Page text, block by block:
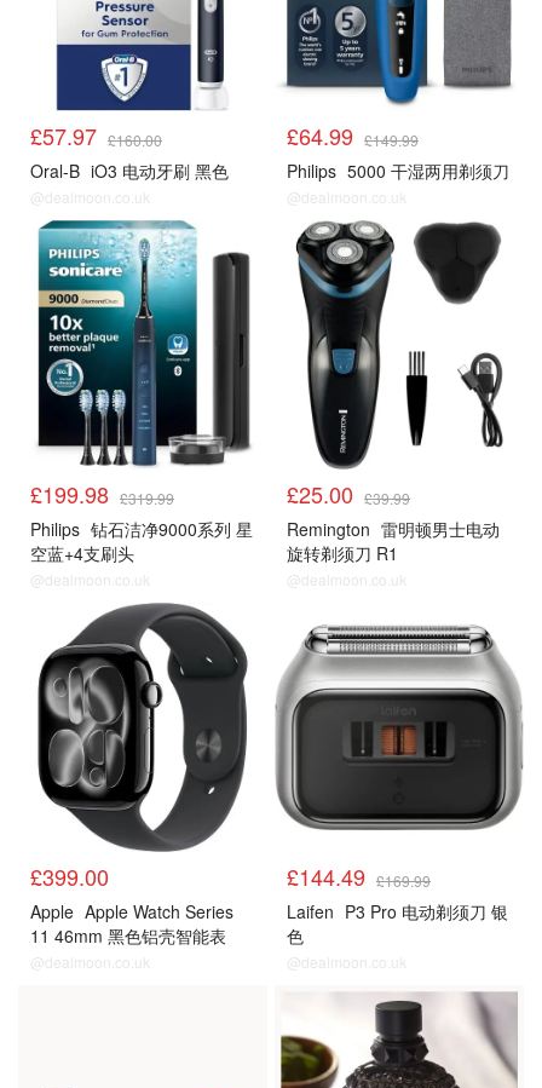
£57.97 £160.00
Oral-B iO3 电动牙刷 黑色
@dealmoon.co.uk
£64.99 £149.99
Philips 5000 干湿两用剃须刀
@dealmoon.co.uk
Amazon男士
£199.98 £319.99
Philips 钻石洁净9000系列 星
空蓝+4支刷头
@dealmoon.co.uk
Amazon男士
£25.00 £39.99
Remington 雷明顿男士电动
旋转剃须刀 R1
@dealmoon.co.uk
Amazon男士
£399.00
Apple Apple Watch Series
11 46mm 黑色铝壳智能表
@dealmoon.co.uk
Amazon男士
£144.49 £169.99
Laifen P3 Pro 电动剃须刀 银
色
@dealmoon.co.uk